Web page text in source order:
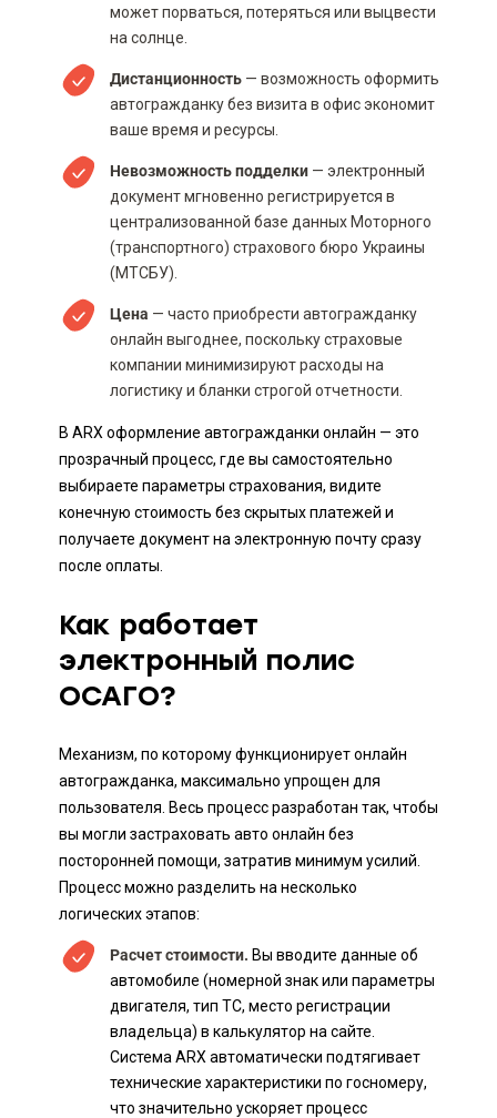
может порваться, потеряться или выцвести
на солнце.
Дистанционность— возможность оформить
автогражданку без визита в офис экономит
ваше время и ресурсы.
Невозможность подделки— электронный
документ мгновенно регистрируется в
централизованной базе данных Моторного
(транспортного) страхового бюро Украины
(МТСБУ).
Цена — часто приобрести автогражданку
онлайн выгоднее, поскольку страховые
компании минимизируют расходы на
логистику и бланки строгой отчетности.
В ARX оформление автогражданки онлайн — это
прозрачный процесс, где вы самостоятельно
выбираете параметры страхования, видите
конечную стоимость без скрытых платежей и
получаете документ на электронную почту сразу
после оплаты.
Как работает
электронный полис
ОСАГО?
Механизм, по которому функционирует онлайн
автогражданка, максимально упрощен для
пользователя. Весь процесс разработан так, чтобы
вы могли застраховать авто онлайн без
посторонней помощи, затратив минимум усилий.
Процесс можно разделить на несколько
логических этапов:
Расчет стоимости. Вы вводите данные об
автомобиле (номерной знак или параметры
двигателя, тип ТС, место регистрации
владельца) в калькулятор на сайте.
Система ARX автоматически подтягивает
технические характеристики по госномеру,
что значительно ускоряет процесс